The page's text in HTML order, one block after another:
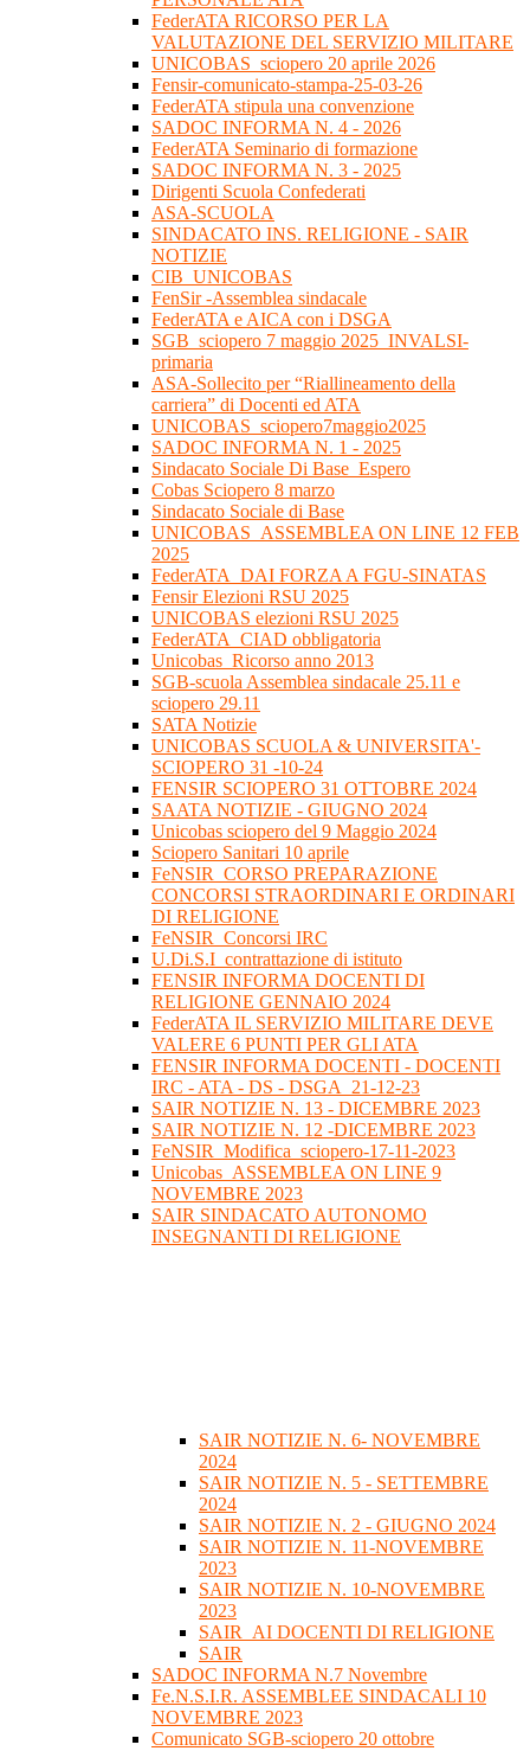
FederATA RICORSO PER LA
VALUTAZIONE DEL SERVIZIO MILITARE
UNICOBAS_sciopero 20 aprile 2026
Fensir-comunicato-stampa-25-03-26
FederATA stipula una convenzione
SADOC INFORMA N. 4 - 2026
FederATA Seminario di formazione
SADOC INFORMA N. 3 - 2025
Dirigenti Scuola Confederati
ASA-SCUOLA
SINDACATO INS. RELIGIONE - SAIR
NOTIZIE
CIB_UNICOBAS
FenSir -Assemblea sindacale
FederATA e AICA con i DSGA
SGB_sciopero 7 maggio 2025_INVALSI-
primaria
ASA-Sollecito per “Riallineamento della
carriera” di Docenti ed ATA
UNICOBAS_sciopero7maggio2025
SADOC INFORMA N. 1 - 2025
Sindacato Sociale Di Base_Espero
Cobas Sciopero 8 marzo
Sindacato Sociale di Base
UNICOBAS_ASSEMBLEA ON LINE 12 FEB
2025
FederATA_DAI FORZA A FGU-SINATAS
Fensir Elezioni RSU 2025
UNICOBAS elezioni RSU 2025
FederATA_CIAD obbligatoria
Unicobas_Ricorso anno 2013
SGB-scuola Assemblea sindacale 25.11 e
sciopero 29.11
SATA Notizie
UNICOBAS SCUOLA & UNIVERSITA'-
SCIOPERO 31 -10-24
FENSIR SCIOPERO 31 OTTOBRE 2024
SAATA NOTIZIE - GIUGNO 2024
Unicobas sciopero del 9 Maggio 2024
Sciopero Sanitari 10 aprile
FeNSIR_CORSO PREPARAZIONE
CONCORSI STRAORDINARI E ORDINARI
DI RELIGIONE
FeNSIR_Concorsi IRC
U.Di.S.I_contrattazione di istituto
FENSIR INFORMA DOCENTI DI
RELIGIONE GENNAIO 2024
FederATA IL SERVIZIO MILITARE DEVE
VALERE 6 PUNTI PER GLI ATA
FENSIR INFORMA DOCENTI - DOCENTI
IRC - ATA - DS - DSGA_21-12-23
SAIR NOTIZIE N. 13 - DICEMBRE 2023
SAIR NOTIZIE N. 12 -DICEMBRE 2023
FeNSIR_Modifica_sciopero-17-11-2023
Unicobas_ASSEMBLEA ON LINE 9
NOVEMBRE 2023
SAIR SINDACATO AUTONOMO
INSEGNANTI DI RELIGIONE
SAIR NOTIZIE N. 6- NOVEMBRE
2024
SAIR NOTIZIE N. 5 - SETTEMBRE
2024
SAIR NOTIZIE N. 2 - GIUGNO 2024
SAIR NOTIZIE N. 11-NOVEMBRE
2023
SAIR NOTIZIE N. 10-NOVEMBRE
2023
SAIR_AI DOCENTI DI RELIGIONE
SAIR
SADOC INFORMA N.7 Novembre
Fe.N.S.I.R. ASSEMBLEE SINDACALI 10
NOVEMBRE 2023
Comunicato SGB-sciopero 20 ottobre